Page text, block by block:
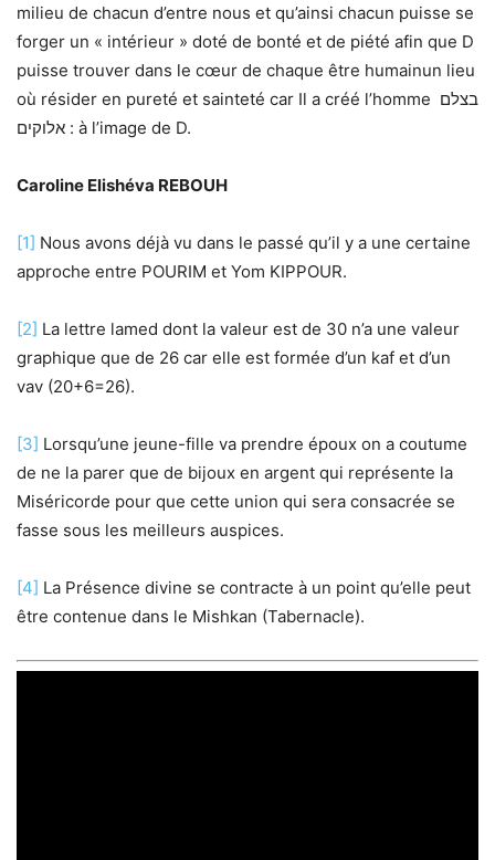
milieu de chacun d’entre nous et qu’ainsi chacun puisse se
forger un « intérieur » doté de bonté et de piété afin que D
puisse trouver dans le cœur de chaque être humainun lieu
où résider en pureté et sainteté car Il a créé l’homme בצלם
אלוקים : à l’image de D.
Caroline Elishéva REBOUH
[1] Nous avons déjà vu dans le passé qu’il y a une certaine
approche entre POURIM et Yom KIPPOUR.
[2] La lettre lamed dont la valeur est de 30 n’a une valeur
graphique que de 26 car elle est formée d’un kaf et d’un
vav (20+6=26).
[3] Lorsqu’une jeune-fille va prendre époux on a coutume
de ne la parer que de bijoux en argent qui représente la
Miséricorde pour que cette union qui sera consacrée se
fasse sous les meilleurs auspices.
[4] La Présence divine se contracte à un point qu’elle peut
être contenue dans le Mishkan (Tabernacle).